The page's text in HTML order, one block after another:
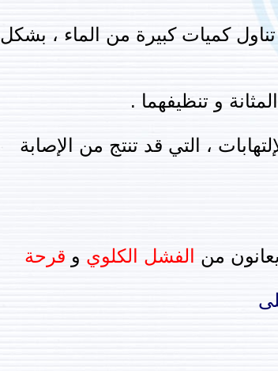
كميات كبيرة من الماء ، بشكل
و تنظيفهما .
، التي قد تنتج من الإصابة
من الفشل الكلوي و قرحة